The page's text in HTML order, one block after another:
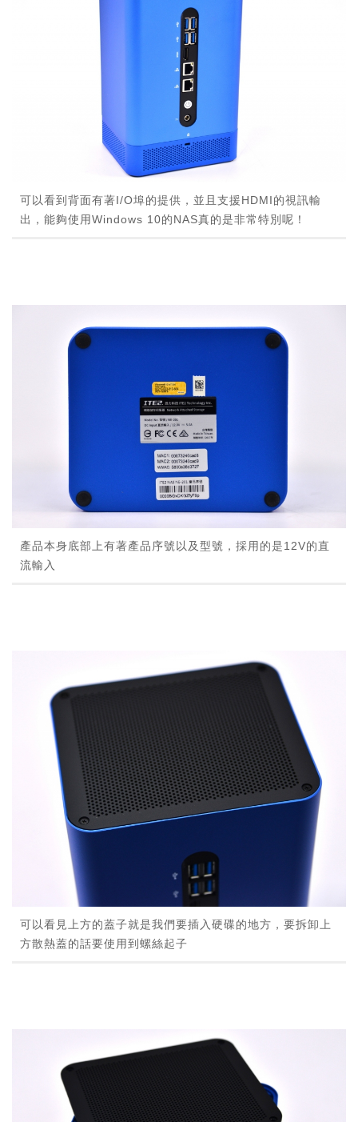
可以看到背面有著I/O埠的提供，並且支援HDMI的視訊輸
出，能夠使用Windows 10的NAS真的是非常特別呢！
產品本身底部上有著產品序號以及型號，採用的是12V的直
流輸入
可以看見上方的蓋子就是我們要插入硬碟的地方，要拆卸上
方散熱蓋的話要使用到螺絲起子